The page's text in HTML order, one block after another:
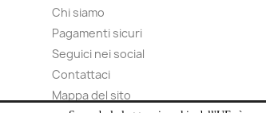
Chi siamo
Pagamenti sicuri
Seguici nei social
Contattaci
Mappa del sito